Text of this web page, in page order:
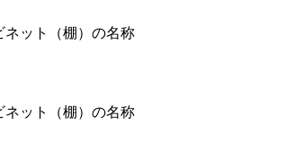
ネット（棚）の名称
ネット（棚）の名称